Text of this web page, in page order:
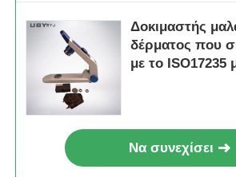
Δοκιμαστής
δέρματος που
με το ISO17235
Να συνεχίσει